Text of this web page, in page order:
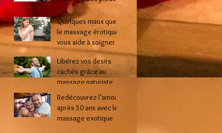
lors d’une séance de
massage intime ?
Quelques maux que
le massage érotique
vous aide à soigner
Libérez vos desirs
cachés grâce au
massage naturiste
Redécouvrez l’amour
après 50 ans avec le
massage exotique